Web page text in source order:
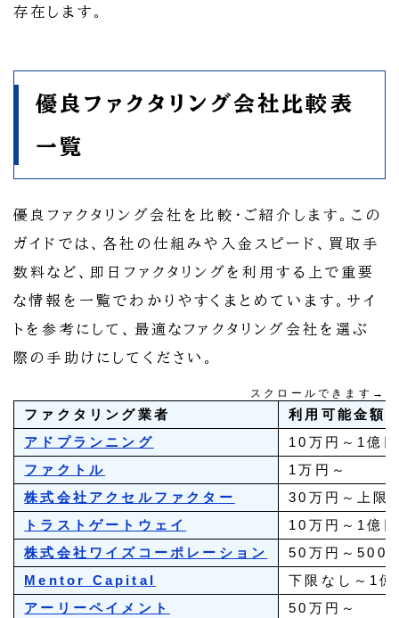
存在します。
優良ファクタリング会社比較表
一覧
優良ファクタリング会社を比較・ご紹介します。この
ガイドでは、各社の仕組みや入金スピード、買取手
数料など、即日ファクタリングを利用する上で重要
な情報を一覧でわかりやすくまとめています。サイ
トを参考にして、最適なファクタリング会社を選ぶ
際の手助けにしてください。
スクロールできます→
ファクタリング業者
利用可能金額
アドプランニング
10万円～1億円
ファクトル
1万円～
株式会社アクセルファクター
30万円～上限
トラストゲートウェイ
10万円～1億円
株式会社ワイズコーポレーション
50万円～5000
Mentor Capital
下限なし～1億
アーリーペイメント
50万円～